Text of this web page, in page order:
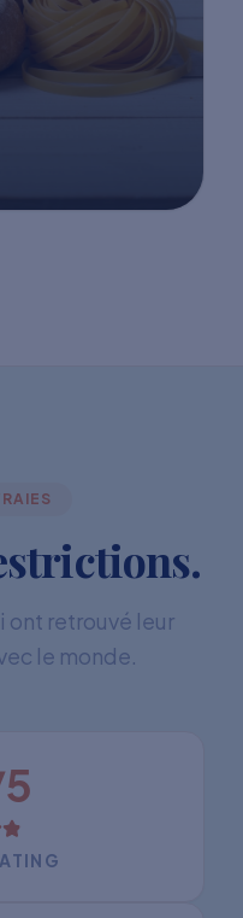
ont retrouvé leur
le monde.